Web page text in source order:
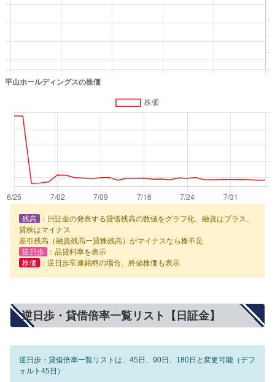
残高
：日証金の発表する貸借残高の数値をグラフ化、融資はプラス、
貸株はマイナス
差引残高（融資残高ー貸株残高）がマイナスなら株不足
逆日歩
：品貸料率を表示
株価
：逆日歩常連銘柄の場合、終値株価も表示
逆日歩・貸借倍率一覧リスト【日証金】
逆日歩・貸借倍率一覧リストは、45日、90日、180日と変更可能（デフ
ォルト45日）